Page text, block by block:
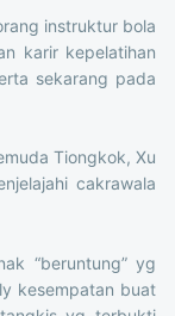
instruktur bola
karir kepelatihan
sekarang pada
Tiongkok, Xu
cakrawala
“beruntung” yg
kesempatan buat